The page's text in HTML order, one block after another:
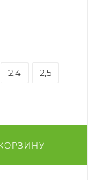
2,4 2,5